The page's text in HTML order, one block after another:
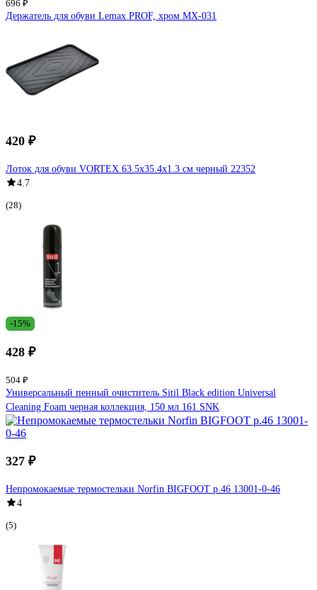
696 ₽
Держатель для обуви Lemax PROF, хром MX-031
420 ₽
Лоток для обуви VORTEX 63.5х35.4х1.3 см черный 22352
4.7
(28)
-15%
428 ₽
504 ₽
Универсальный пенный очиститель Sitil Black edition Universal
Cleaning Foam черная коллекция, 150 мл 161 SNK
327 ₽
Непромокаемые термостельки Norfin BIGFOOT р.46 13001-0-46
4
(5)